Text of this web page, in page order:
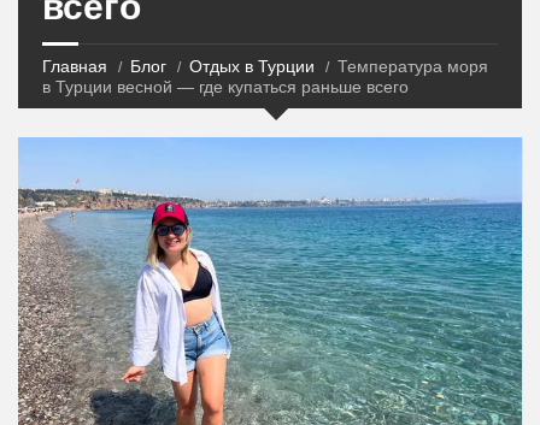
Главная Блог Отдых в Турции
Температура моря
в Турции весной — где купаться раньше всего